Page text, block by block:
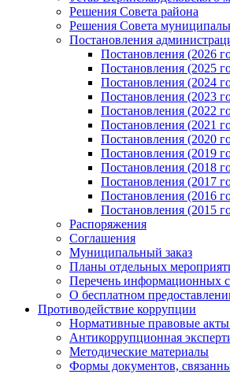
Решения Совета района
Решения Совета
Постановления
Постановления (2026
Постановления (2025
Постановления (2024
Постановления (2023
Постановления (2022
Постановления (2021
Постановления (2020
Постановления (2019
Постановления (2018
Постановления (2017
Постановления (2016
Постановления (2015
Распоряжения
Соглашения
Муниципальный заказ
Планы отдельных
Перечень информационных
О бесплатном
Противодействие коррупции
Нормативные правовые
Антикоррупционная
Методические материалы
Формы документов,